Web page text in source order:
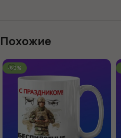
Похожие
-60%